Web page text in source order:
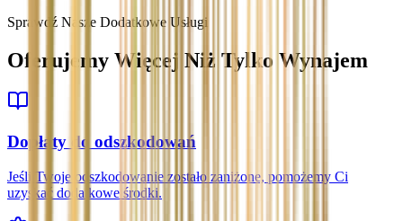
Sprawdź Nasze Dodatkowe Usługi
Oferujemy Więcej Niż Tylko Wynajem
Dopłaty do odszkodowań
Jeśli Twoje odszkodowanie zostało zaniżone, pomożemy Ci
uzyskać dodatkowe środki.